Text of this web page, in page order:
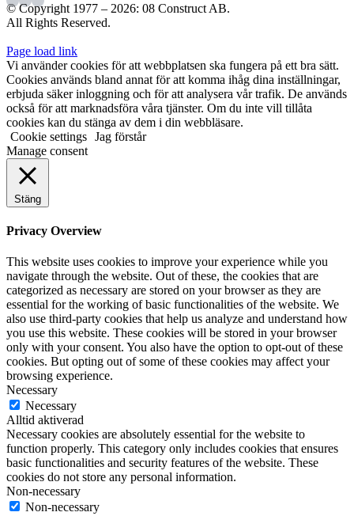
© Copyright 1977 – 2026: 08 Construct AB.
All Rights Reserved.
Page load link
Vi använder cookies för att webbplatsen ska fungera på ett bra sätt.
Cookies används bland annat för att komma ihåg dina inställningar,
erbjuda säker inloggning och för att analysera vår trafik. De används
också för att marknadsföra våra tjänster. Om du inte vill tillåta
cookies kan du stänga av dem i din webbläsare.
Cookie settings Jag förstår
Manage consent
Stäng
Privacy Overview
This website uses cookies to improve your experience while you
navigate through the website. Out of these, the cookies that are
categorized as necessary are stored on your browser as they are
essential for the working of basic functionalities of the website. We
also use third-party cookies that help us analyze and understand how
you use this website. These cookies will be stored in your browser
only with your consent. You also have the option to opt-out of these
cookies. But opting out of some of these cookies may affect your
browsing experience.
Necessary
Necessary
Alltid aktiverad
Necessary cookies are absolutely essential for the website to
function properly. This category only includes cookies that ensures
basic functionalities and security features of the website. These
cookies do not store any personal information.
Non-necessary
Non-necessary